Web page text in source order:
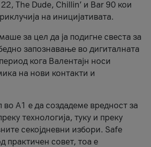
The Dude, Chillin’ и Bar 90 кои
на иницијативата.
за цел да ја подигне свеста за
запознавање во дигиталната
кога Валентајн носи
на нови контакти и
А1 е да создадеме вредност за
технологија, туку и преку
секојдневни избори. Safe
практичен совет, тоа е